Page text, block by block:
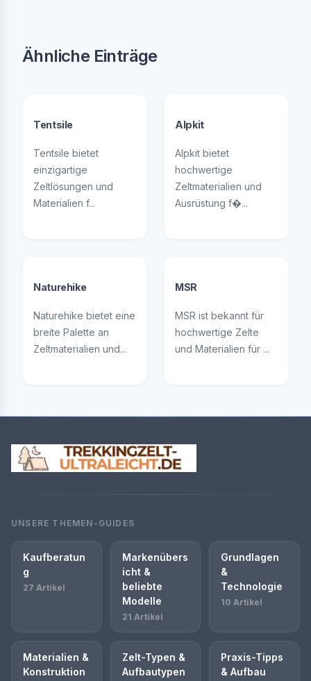
Ähnliche Einträge
Tentsile
Tentsile bietet
einzigartige
Zeltlösungen und
Materialien f...
Alpkit
Alpkit bietet
hochwertige
Zeltmaterialien und
Ausrüstung f�...
Naturehike
Naturehike bietet eine
breite Palette an
Zeltmaterialien und...
MSR
MSR ist bekannt für
hochwertige Zelte
und Materialien für ...
UNSERE THEMEN-GUIDES
Kaufberatun
g
27 Artikel
Markenübers
icht &
beliebte
Modelle
21 Artikel
Grundlagen
&
Technologie
10 Artikel
Materialien &
Konstruktion
Zelt-Typen &
Aufbautypen
Praxis-Tipps
& Aufbau